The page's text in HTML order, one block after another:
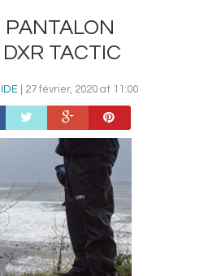
PANTALON
TACTIC
| 27 février, 2020 at 11:00